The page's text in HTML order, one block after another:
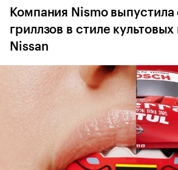
Компания Nismo
гриллзов в стиле
Nissan